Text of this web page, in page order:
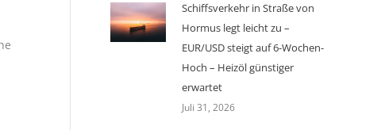
Schiffsverkehr in Straße von
Hormus legt leicht zu –
EUR/USD steigt auf 6-Wochen-
Hoch – Heizöl günstiger
erwartet
Juli 31, 2026